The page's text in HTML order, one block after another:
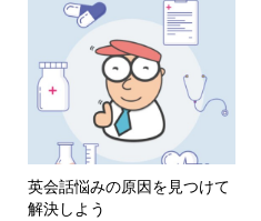
英会話悩みの原因を見つけて
解決しよう